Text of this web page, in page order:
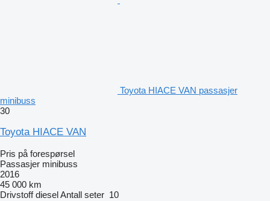
Toyota HIACE VAN passasjer
minibuss
30
Toyota HIACE VAN
Pris på forespørsel
Passasjer minibuss
2016
45 000 km
Drivstoff dieselAntall seter 10